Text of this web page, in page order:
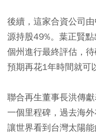
後續，這家合資公司
源持股49%。葉正賢
個州進行最終評估，
預期再花1年時間就可
聯合再生董事長洪傳
一個里程碑，過去海
讓世界看到台灣太陽